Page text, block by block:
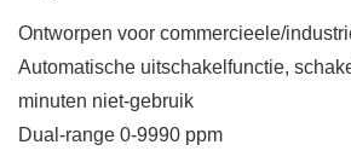
Ontworpen voor commercieele/
Automatische uitschakelfunctie,
minuten niet-gebruik
Dual-range 0-9990 ppm